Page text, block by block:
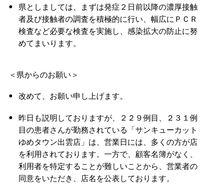
県としましては、まずは発症２日前以降の濃厚接触
者及び接触者の調査を積極的に行い、幅広にＰＣＲ
検査など必要な検査を実施し、感染拡大の防止に努
めてまいります。
＜県からのお願い＞
改めて、お願い申し上げます。
昨日も説明しておりますが、２２９例目、２３１例
目の患者さんが勤務されている「サンキューカット
ゆめタウン出雲店」は、営業日には、多くの方が店
を利用されております。一方で、顧客名簿がなく、
利用者を特定することが難しいことから、営業者の
同意をいただき、店名を公表しております。